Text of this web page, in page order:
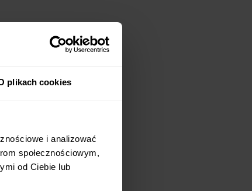
plikach cookies
i analizować
społecznościowym,
od Ciebie lub